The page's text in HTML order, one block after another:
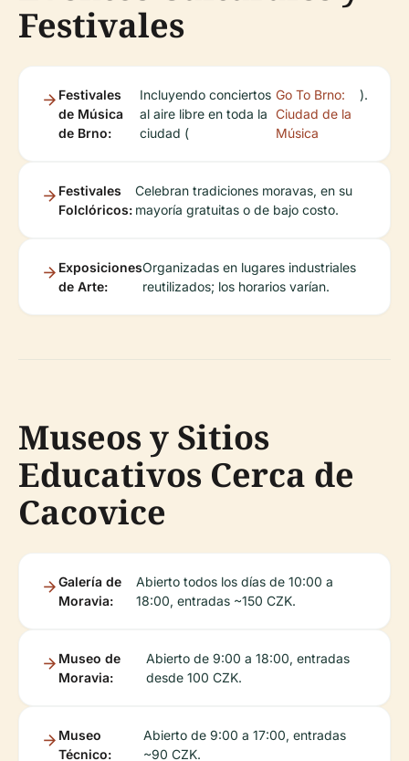
Festivales
Festivales
de Música
de Brno:
Incluyendo conciertos
al aire libre en toda la
ciudad (
Go To Brno:
Ciudad de la
Música
).
Festivales
Folclóricos:
Celebran tradiciones moravas, en su
mayoría gratuitas o de bajo costo.
Exposiciones
de Arte:
Organizadas en lugares industriales
reutilizados; los horarios varían.
Museos y Sitios
Educativos Cerca de
Cacovice
Galería de
Moravia:
Abierto todos los días de 10:00 a
18:00, entradas ~150 CZK.
Museo de
Moravia:
Abierto de 9:00 a 18:00, entradas
desde 100 CZK.
Museo
Técnico:
Abierto de 9:00 a 17:00, entradas
~90 CZK.